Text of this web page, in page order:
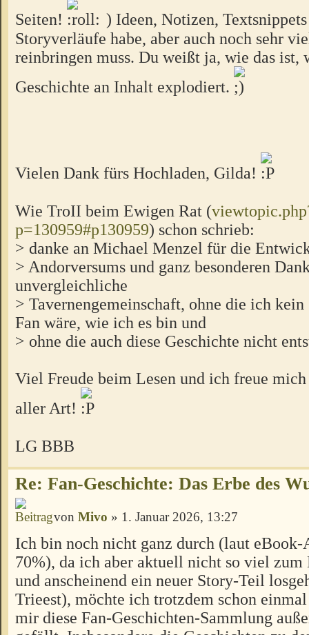
Seiten!
) Ideen, Notizen,
Storyverläufe habe, aber auch noch sehr
reinbringen muss. Du weißt ja, wie das ist,
Geschichte an Inhalt explodiert.
Vielen Dank fürs Hochladen, Gilda!
Wie TroII beim Ewigen Rat (
p=130959#p130959) schon schrieb:
> danke an Michael Menzel für die
> Andorversums und ganz besonderen
unvergleichliche
> Tavernengemeinschaft, ohne die ich
Fan wäre, wie ich es bin und
> ohne die auch diese Geschichte nicht
Viel Freude beim Lesen und ich freue
aller Art!
LG BBB
Re: Fan-Geschichte: Das Erbe des
von Mivo » 1. Januar 2026, 13:27
Ich bin noch nicht ganz durch (laut eBook-
70%), da ich aber aktuell nicht so viel zum
und anscheinend ein neuer Story-Teil
Trieest), möchte ich trotzdem schon
mir diese Fan-Geschichten-Sammlung